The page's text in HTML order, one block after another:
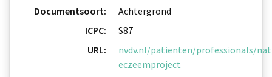
Documentsoort:
Achtergrond
ICPC:
S87
URL:
nvdv.nl/patienten/professionals/
eczeemproject